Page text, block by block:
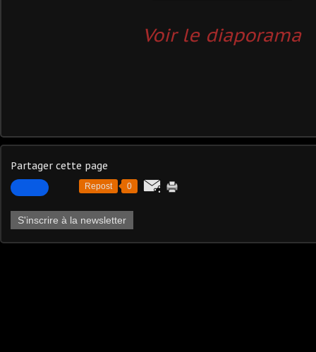
Voir le diaporama
Partager cette page
Repost 0
S'inscrire à la newsletter